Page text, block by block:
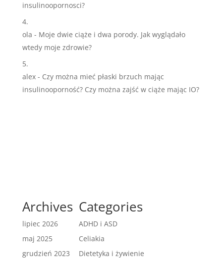
insulinoopornosci?
ola - Moje dwie ciąże i dwa porody. Jak wyglądało
wtedy moje zdrowie?
alex- Czy można mieć płaski brzuch mając
insulinooporność? Czy można zajść w ciąże mając IO?
Archives
lipiec 2026
maj 2025
grudzień 2023
Categories
ADHD i ASD
Celiakia
Dietetyka i żywienie